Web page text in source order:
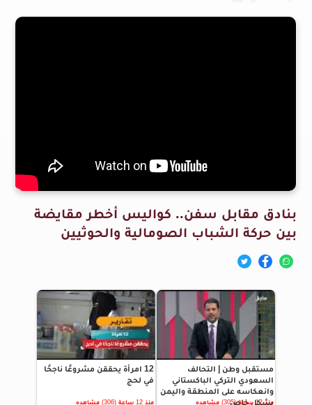
بنادق مقابل سفن.. كواليس أخطر مقايضة
بين حركة الشباب الصومالية والحوثيين
مستقبل وطن | التحالف
السعودي التركي الباكستاني
وانعكاسه على المنطقة واليمن
بشكل خاص
منذ 12 ساعة (305) مشاهده
12 امرأة يحققن مشروعًا ناجحًا
في لحج
منذ 12 ساعة (306) مشاهده